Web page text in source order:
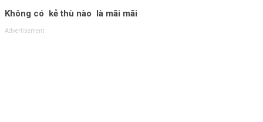
Không có kẻ thù nào là mãi mãi
Advertisement